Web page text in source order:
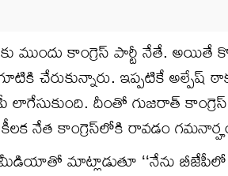
ముందు కాంగ్రెస్ పార్టీ నేతే. అయితే
చేరుకున్నారు. ఇప్పటికే అల్పేష్
లాగేసుకుంది. దీంతో గుజరాత్
నేత కాంగ్రెస్‭లోకి రావడం
మాట్లాడుతూ ‘‘నేను